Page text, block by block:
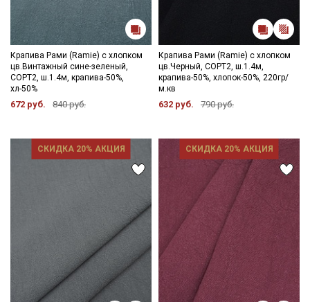
Крапива Рами (Ramie) с хлопком
цв.Винтажный сине-зеленый,
СОРТ2, ш.1.4м, крапива-50%,
хл-50%
672 руб. 840 руб.
Крапива Рами (Ramie) с хлопком
цв.Черный, СОРТ2, ш.1.4м,
крапива-50%, хлопок-50%, 220гр/
м.кв
632 руб. 790 руб.
СКИДКА 20% АКЦИЯ СКИДКА 20% АКЦИЯ